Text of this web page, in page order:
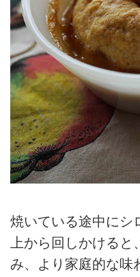
焼いている途中にシ
上から回しかける
み、より家庭的な味